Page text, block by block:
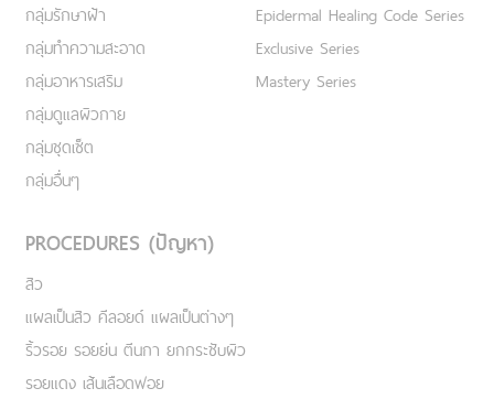
กลุ่มรักษาฝ้า
กลุ่มทำความสะอาด
กลุ่มอาหารเสริม
กลุ่มดูแลผิวกาย
กลุ่มชุดเซ็ต
กลุ่มอื่นๆ
Epidermal Healing Code Series
Exclusive Series
Mastery Series
PROCEDURES (ปัญหา)
สิว
แผลเป็นสิว คีลอยด์ แผลเป็นต่างๆ
ริ้วรอย รอยย่น ตีนกา ยกกระชับผิว
รอยแดง เส้นเลือดฟอย